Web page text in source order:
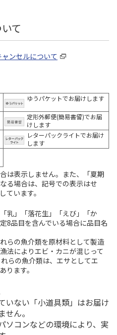
て
ンセルについて
ゆうパケットでお届けします
定形外郵便(簡易書留)でお届
けします
レターパックライトでお届け
します
は表示しません。また、「夏期
る場合は、記号での表示はせ
ています。
乳」「落花生」「えび」「か
8品目を含んでいる場合に品目名
らの魚介類を原材料として製造
法によりエビ・カニが混じって
らの魚介類は、エサとしてエ
ります。
いない「小道具類」はお届け
ん。
ソコンなどの環境により、実